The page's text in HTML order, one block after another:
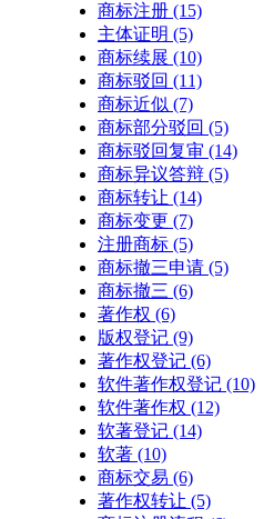
商标注册 (15)
主体证明 (5)
商标续展 (10)
商标驳回 (11)
商标近似 (7)
商标部分驳回 (5)
商标驳回复审 (14)
商标异议答辩 (5)
商标转让 (14)
商标变更 (7)
注册商标 (5)
商标撤三申请 (5)
商标撤三 (6)
著作权 (6)
版权登记 (9)
著作权登记 (6)
软件著作权登记 (10)
软件著作权 (12)
软著登记 (14)
软著 (10)
商标交易 (6)
著作权转让 (5)